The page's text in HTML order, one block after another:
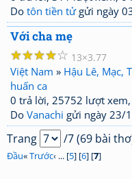
Do tôn tiền tửgửi ngày
Với cha mẹ
☆
☆
☆
☆
☆ 13 3.77
Việt Nam » Hậu Lê, Mạc,
huấn ca
0 trả lời, 25752 lượt
Do Vanachi gửi ngày 23/
Trang /7 (69 bài
Đầu«Trước‹ ... [5] [6] [7]